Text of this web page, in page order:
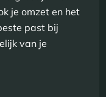
je omzet en het
past bij
van je